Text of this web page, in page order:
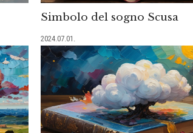
Simbolo del sogno Scusa
2024.07.01.